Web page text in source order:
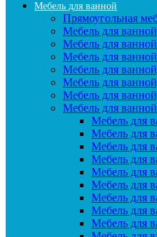
Мебель для ванной
Прямоугольная
Мебель для
Мебель для
Мебель для
Мебель для
Мебель для
Мебель для
Мебель для
Мебель для
Мебель для
Мебель для
Мебель для
Мебель для
Мебель для
Мебель для
Мебель для
Мебель для